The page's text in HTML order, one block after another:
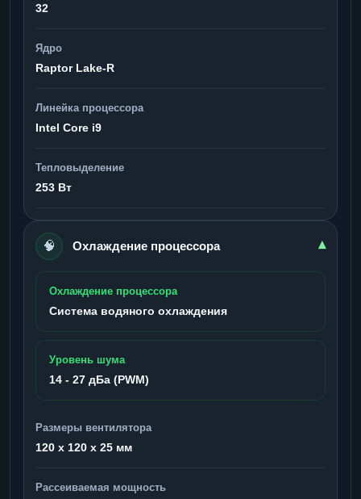
32
Ядро
Raptor Lake-R
Линейка процессора
Intel Core i9
Тепловыделение
253 Вт
🧠 Охлаждение процессора ▾
Охлаждение процессора
Система водяного охлаждения
Уровень шума
14 - 27 дБа (PWM)
Размеры вентилятора
120 x 120 x 25 мм
Рассеиваемая мощность